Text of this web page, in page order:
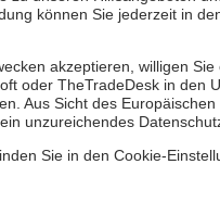
ging in seiner Rede
der Johanniter in
Sas, Regierender
Kommende.